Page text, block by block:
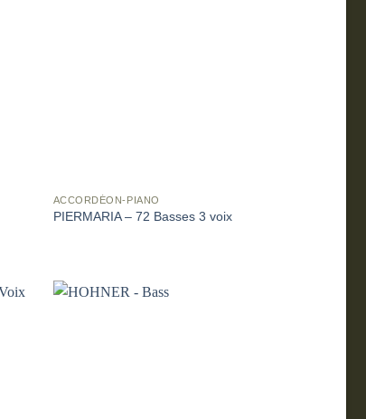
ACCORDÉON-PIANO
PIERMARIA – 72 Basses 3 voix